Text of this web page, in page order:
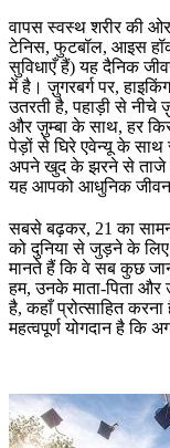
वापस स्वस्थ शरीर की
टेनिस, फुटबॉल, आइस
सुविधाएँ हैं) यह दैनिक
में है। ज़ुगरबर्ग पर,
उतरती है, पहाड़ी से नीचे
और ज़ुम्बा के साथ, हर
पेड़ों से घिरे एवेन्यू के
अपने खुद के झरने से ताजे
यह आपको आधुनिक जीवन
सबसे बढ़कर, 21 का
को दुनिया से जुड़ने के
मानते हैं कि वे सब कुछ
हम, उनके माता-पिता और
है, कहाँ प्रोत्साहित
महत्वपूर्ण योगदान है कि